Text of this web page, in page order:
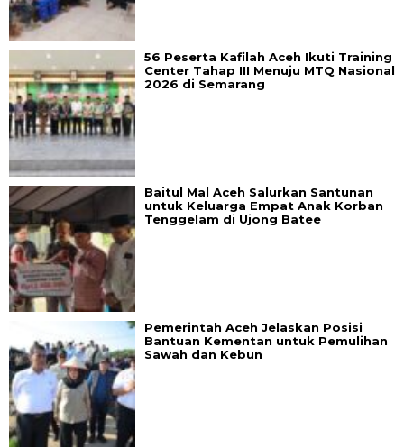
56 Peserta Kafilah Aceh Ikuti Training
Center Tahap III Menuju MTQ Nasional
2026 di Semarang
Baitul Mal Aceh Salurkan Santunan
untuk Keluarga Empat Anak Korban
Tenggelam di Ujong Batee
Pemerintah Aceh Jelaskan Posisi
Bantuan Kementan untuk Pemulihan
Sawah dan Kebun